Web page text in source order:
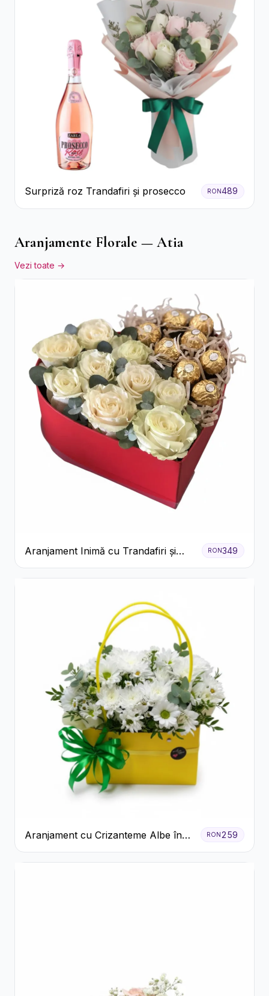
Surpriză roz Trandafiri și prosecco RON489
Aranjamente Florale — Atia
Vezi toate →
Aranjament Inimă cu Trandafiri și
Praline Ferrero
RON349
Aranjament cu Crizanteme Albe în
Cutie Galbenă
RON 259